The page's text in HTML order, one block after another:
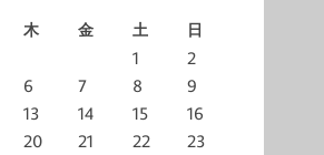
木 金 土 日
1
2
6 7 8
9
13 14 15
16
20 21 22
23